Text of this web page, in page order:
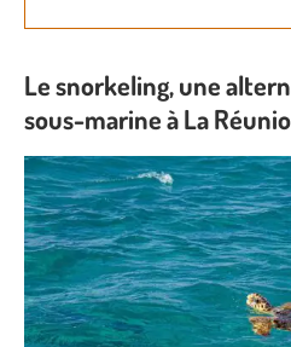
Le snorkeling, une
sous-marine à La